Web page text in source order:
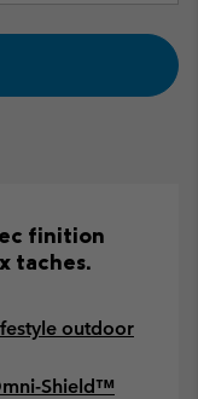
finition
taches.
outdoor
Shield™